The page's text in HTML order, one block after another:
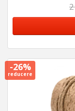
-26%
reducere